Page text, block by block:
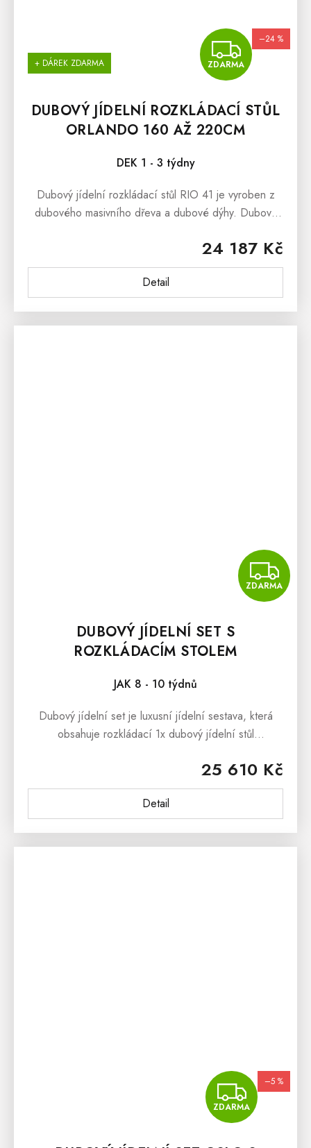
+ DÁREK ZDARMA ZDARMA
–24 %
DUBOVÝ JÍDELNÍ ROZKLÁDACÍ STŮL
ORLANDO 160 AŽ 220CM
DEK 1 - 3 týdny
24 187 Kč
Detail
Dubový jídelní rozkládací stůl RIO 41 je vyroben z
dubového masivního dřeva a dubové dýhy. Dubový
nádhernou kresbou dřeva....
ZDARMA
DUBOVÝ JÍDELNÍ SET S
ROZKLÁDACÍM STOLEM
JAK 8 - 10 týdnů
25 610 Kč
Detail
Dubový jídelní set je luxusní jídelní sestava, která
obsahuje rozkládací 1x dubový jídelní stůl
ATLANTA.Dubový jídelní set má nádhernou...
ZDARMA
–5 %